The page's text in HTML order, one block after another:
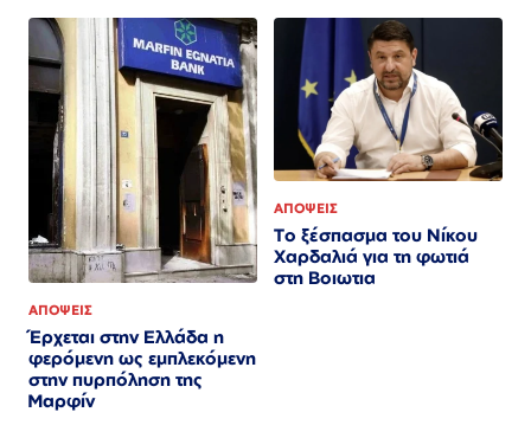
ΑΠΟΨΕΙΣ
Έρχεται στην Ελλάδα η
φερόμενη ως εμπλεκόμενη
στην πυρπόληση της
Μαρφίν
ΑΠΟΨΕΙΣ
Το ξέσπασμα του Νίκου
Χαρδαλιά για τη φωτιά
στη Βοιωτια